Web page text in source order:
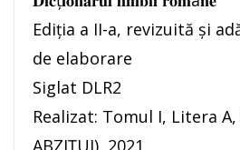
Ediția a II-a, revizuită și
de elaborare
Siglat DLR2
Realizat: Tomul I, Litera A,